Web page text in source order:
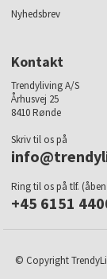
Nyhedsbrev
Kontakt
Trendyliving A/S
Århusvej 25
8410 Rønde
Skriv til os på
Ring til os på tlf. (åben
+45 6151
© Copyright